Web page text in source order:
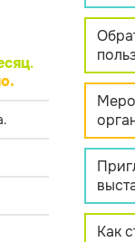
.
Как